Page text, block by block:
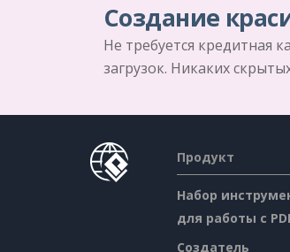
Создание
Не требуется кредитная
загрузок. Никаких
Продукт
Набор
для работы с
Создатель